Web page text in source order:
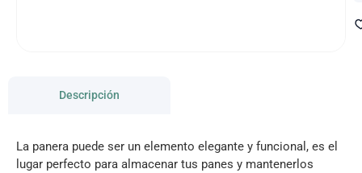
Descripción
La panera puede ser un elemento elegante y funcional, es el
lugar perfecto para almacenar tus panes y mantenerlos